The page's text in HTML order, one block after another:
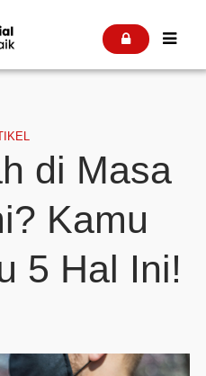
 
di Masa
Kamu
5 Hal Ini!